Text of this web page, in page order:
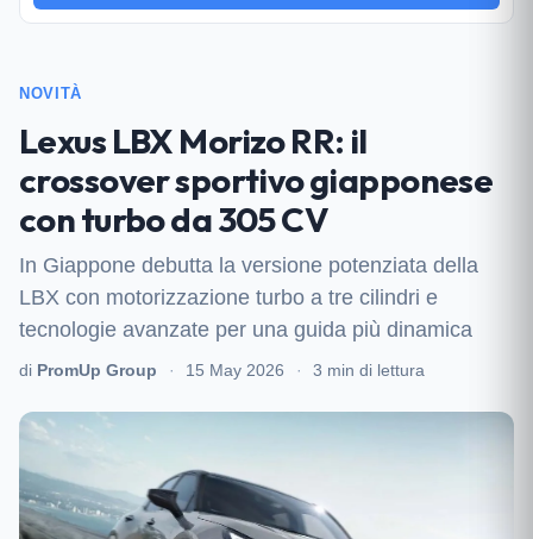
NOVITÀ
Lexus LBX Morizo RR: il
crossover sportivo giapponese
con turbo da 305 CV
In Giappone debutta la versione potenziata della
LBX con motorizzazione turbo a tre cilindri e
tecnologie avanzate per una guida più dinamica
di PromUp Group · 15 May 2026 · 3 min di lettura